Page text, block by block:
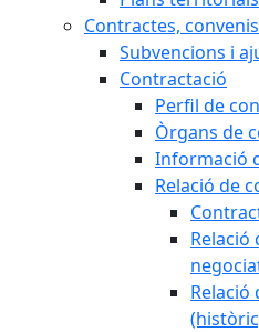
Contractes,
Subvencions i
Contractació
Perfil de
Òrgans de
Informació
Relació de
Relació